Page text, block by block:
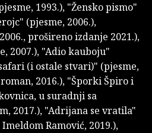
1993.), "Žensko pismo"
(pjesme, 2006.),
prošireno izdanje 2021.),
2007.), "Adio kauboju"
(i ostale stvari)" (pjesme,
2016.), "Šporki Špiro i
u suradnji sa
2017.), "Adrijana se vratila"
Ramović, 2019.),